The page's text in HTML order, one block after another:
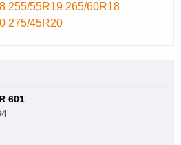
255/55R19 265/60R18
275/45R20
601